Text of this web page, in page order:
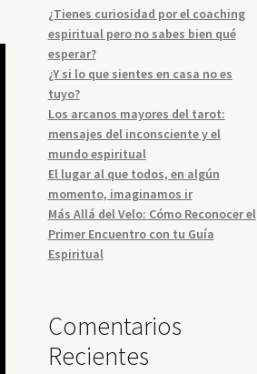
¿Tienes curiosidad por el coaching
espiritual pero no sabes bien qué
esperar?
¿Y si lo que sientes en casa no es
tuyo?
Los arcanos mayores del tarot:
mensajes del inconsciente y el
mundo espiritual
El lugar al que todos, en algún
momento, imaginamos ir
Más Allá del Velo: Cómo Reconocer el
Primer Encuentro con tu Guía
Espiritual
Comentarios
Recientes